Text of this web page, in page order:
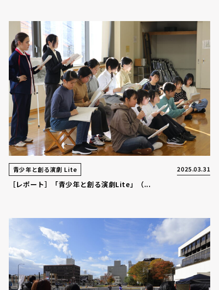
青少年と創る演劇 Lite 2025.03.31
［レポート］「青少年と創る演劇Lite」（...